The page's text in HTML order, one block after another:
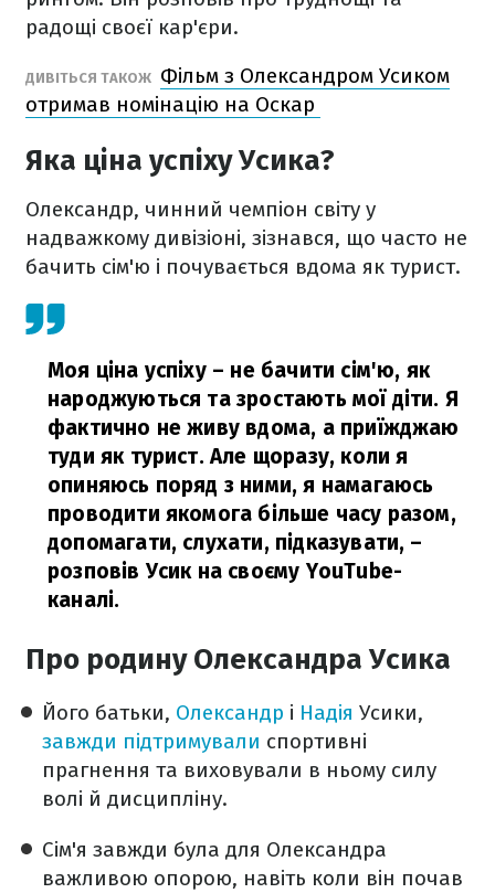
радощі своєї кар'єри.
ДИВІТЬСЯ ТАКОЖ Фільм з Олександром Усиком
отримав номінацію на Оскар
Яка ціна успіху Усика?
Олександр, чинний чемпіон світу у
надважкому дивізіоні, зізнався, що часто не
бачить сім'ю і почувається вдома як турист.
Моя ціна успіху – не бачити сім'ю, як
народжуються та зростають мої діти. Я
фактично не живу вдома, а приїжджаю
туди як турист. Але щоразу, коли я
опиняюсь поряд з ними, я намагаюсь
проводити якомога більше часу разом,
допомагати, слухати, підказувати, –
розповів Усик на своєму YouTube-
каналі.
Про родину Олександра Усика
Його батьки, Олександр і Надія Усики,
завжди підтримували спортивні
прагнення та виховували в ньому силу
волі й дисципліну.
Сім'я завжди була для Олександра
важливою опорою, навіть коли він почав